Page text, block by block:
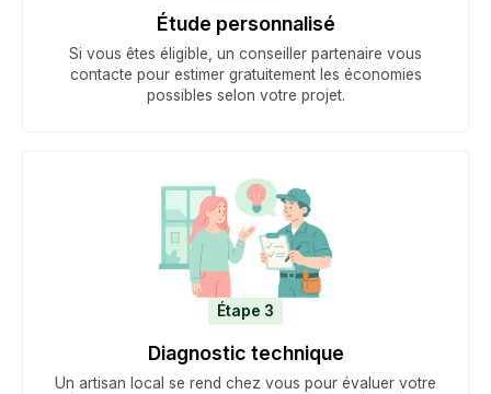
Étude personnalisé
Si vous êtes éligible, un conseiller partenaire vous
contacte pour estimer gratuitement les économies
possibles selon votre projet.
Étape 3
Diagnostic technique
Un artisan local se rend chez vous pour évaluer votre